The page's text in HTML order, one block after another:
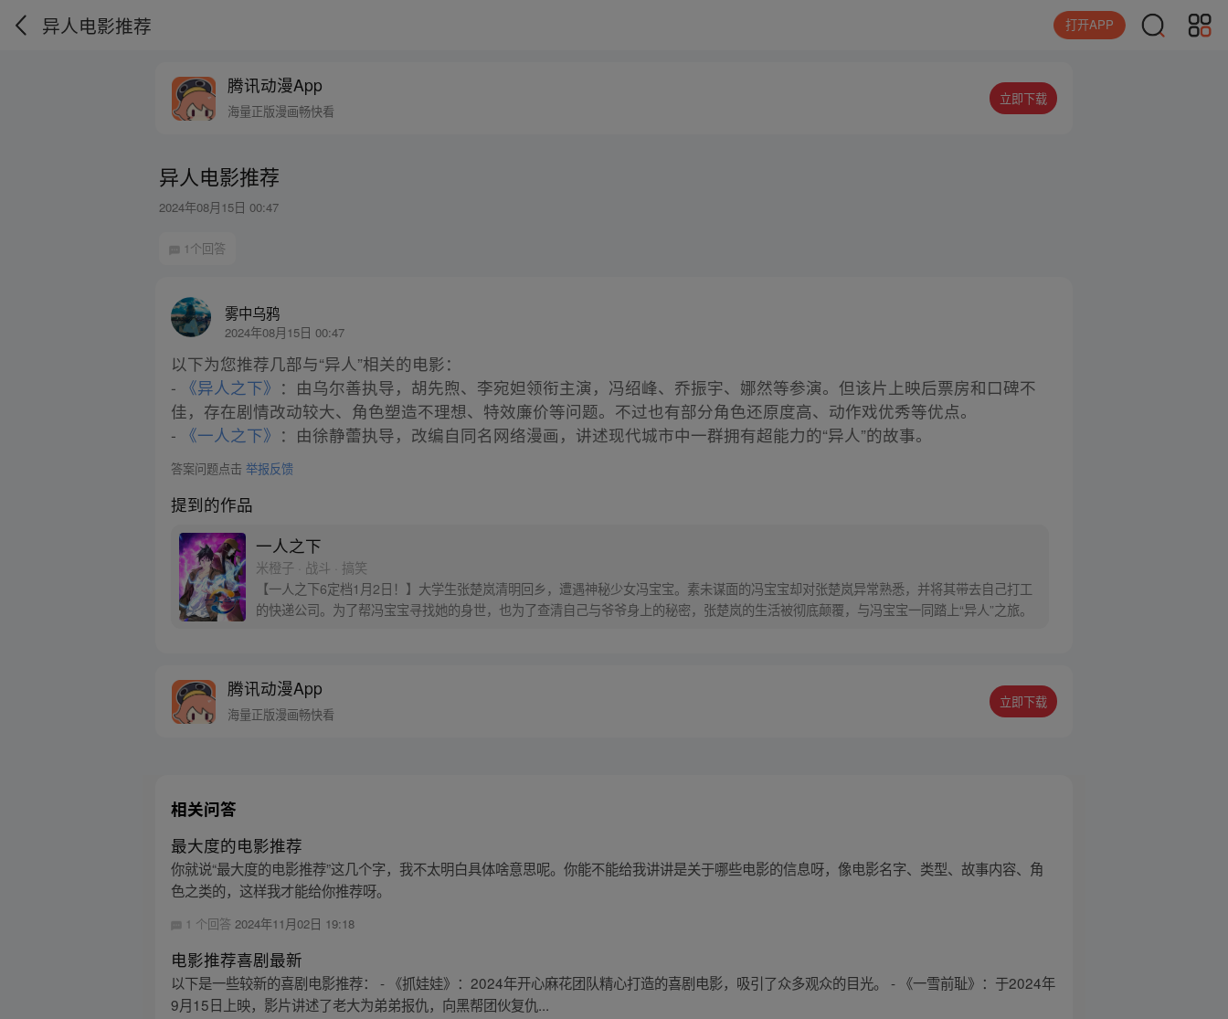
异人电影推荐 打开APP
腾讯动漫App
海量正版漫画畅快看
立即下载
异人电影推荐
2024年08月15日 00:47
1个回答
雾中乌鸦
2024年08月15日 00:47
以下为您推荐几部与“异人”相关的电影：
- 《异人之下》 ：由乌尔善执导，胡先煦、李宛妲领衔主演，冯绍峰、乔振宇、娜然等参演。但该片上映后票房和口碑不
佳，存在剧情改动较大、角色塑造不理想、特效廉价等问题。不过也有部分角色还原度高、动作戏优秀等优点。
- 《一人之下》 ：由徐静蕾执导，改编自同名网络漫画，讲述现代城市中一群拥有超能力的“异人”的故事。
答案问题点击举报反馈
提到的作品
一人之下
米橙子 · 战斗 · 搞笑
【一人之下6定档1月2日！】大学生张楚岚清明回乡，遭遇神秘少女冯宝宝。素未谋面的冯宝宝却对张楚岚异常熟悉，并将其带去自己打工
的快递公司。为了帮冯宝宝寻找她的身世，也为了查清自己与爷爷身上的秘密，张楚岚的生活被彻底颠覆，与冯宝宝一同踏上“异人”之旅。
腾讯动漫App
海量正版漫画畅快看
立即下载
相关问答
最大度的电影推荐
你就说“最大度的电影推荐”这几个字，我不太明白具体啥意思呢。你能不能给我讲讲是关于哪些电影的信息呀，像电影名字、类型、故事内容、角
色之类的，这样我才能给你推荐呀。
1 个回答2024年11月02日 19:18
电影推荐喜剧最新
以下是一些较新的喜剧电影推荐： - 《抓娃娃》：2024年开心麻花团队精心打造的喜剧电影，吸引了众多观众的目光。 - 《一雪前耻》：于2024年
9月15日上映，影片讲述了老大为弟弟报仇，向黑帮团伙复仇...